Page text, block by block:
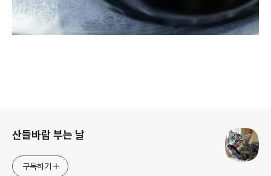
산들바람 부는 날
구독하기